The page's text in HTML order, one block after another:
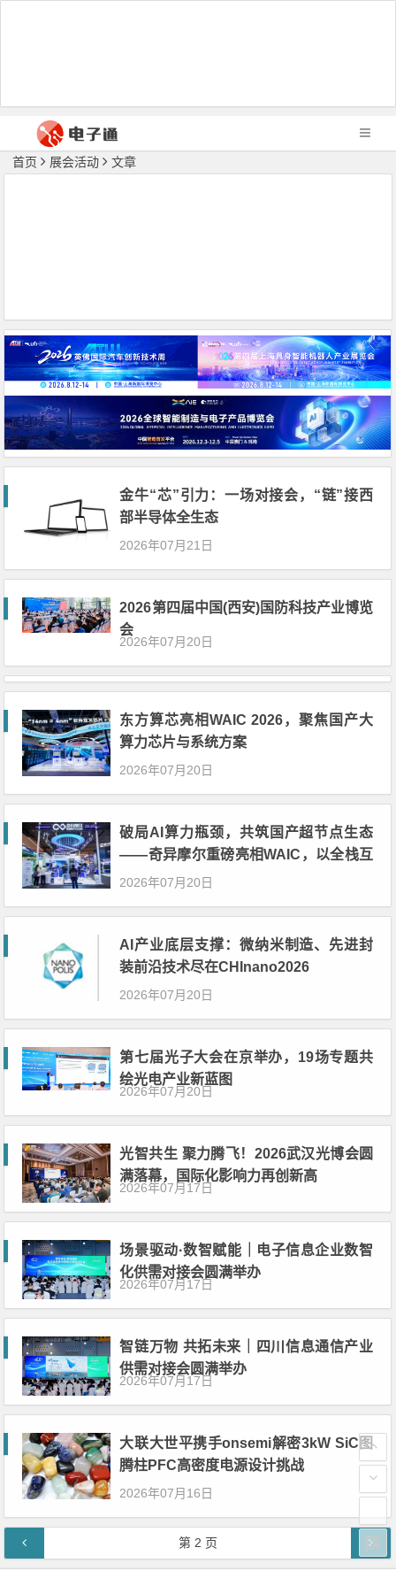
首页 展会活动 文章
金牛“芯”引力：一场对接会，“链”接西
部半导体全生态
2026年07月21日
2026第四届中国(西安)国防科技产业博览
会
2026年07月20日
东方算芯亮相WAIC 2026，聚焦国产大
算力芯片与系统方案
2026年07月20日
破局AI算力瓶颈，共筑国产超节点生态
——奇异摩尔重磅亮相WAIC，以全栈互
联方案引领系统级协同新时代
2026年07月20日
AI产业底层支撑：微纳米制造、先进封
装前沿技术尽在CHInano2026
2026年07月20日
第七届光子大会在京举办，19场专题共
绘光电产业新蓝图
2026年07月20日
光智共生 聚力腾飞！2026武汉光博会圆
满落幕，国际化影响力再创新高
2026年07月17日
场景驱动·数智赋能｜电子信息企业数智
化供需对接会圆满举办
2026年07月17日
智链万物 共拓未来｜四川信息通信产业
供需对接会圆满举办
2026年07月17日
大联大世平携手onsemi解密3kW SiC图
腾柱PFC高密度电源设计挑战
2026年07月16日
文章导航 第 2 页